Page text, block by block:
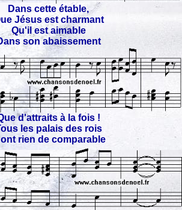
Dans cette étable,
Jésus est charmant
Qu'il est aimable
son abaissement
d'attraits à la fois !
les palais des rois
rien de comparable